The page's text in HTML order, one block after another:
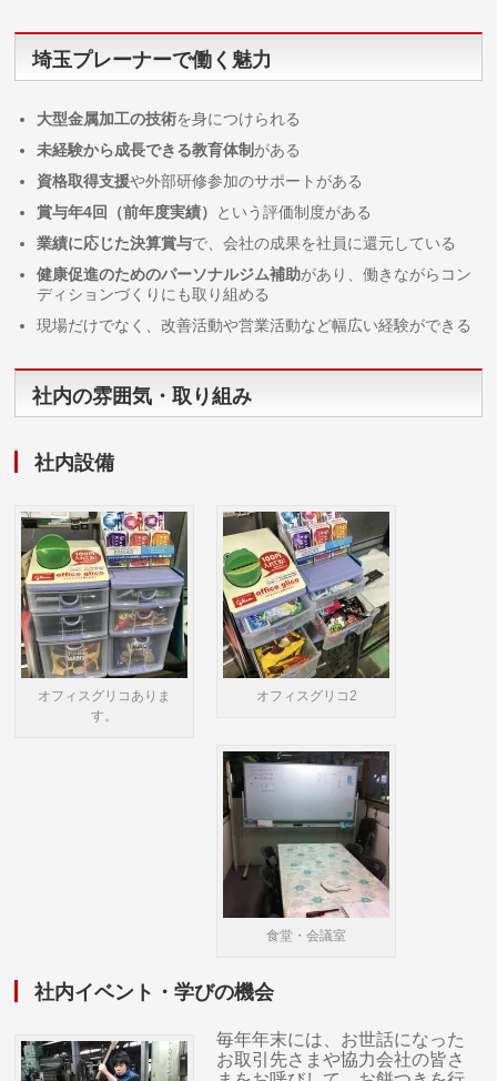
埼玉プレーナーで働く魅力
大型金属加工の技術を身につけられる
未経験から成長できる教育体制 がある
資格取得支援や外部研修参加のサポートがある
賞与年4回（前年度実績） という評価制度がある
業績に応じた決算賞与で、会社の成果を社員に還元している
健康促進のためのパーソナルジム補助があり、働きながらコン
ディションづくりにも取り組める
現場だけでなく、改善活動や営業活動など幅広い経験ができる
社内の雰囲気・取り組み
社内設備
オフィスグリコありま
す。
オフィスグリコ2
食堂・会議室
社内イベント・学びの機会
毎年年末には、お世話になった
お取引先さまや協力会社の皆さ